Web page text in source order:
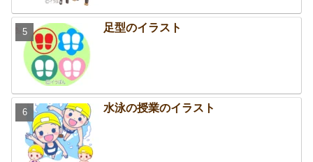
足型のイラスト
水泳の授業のイラスト